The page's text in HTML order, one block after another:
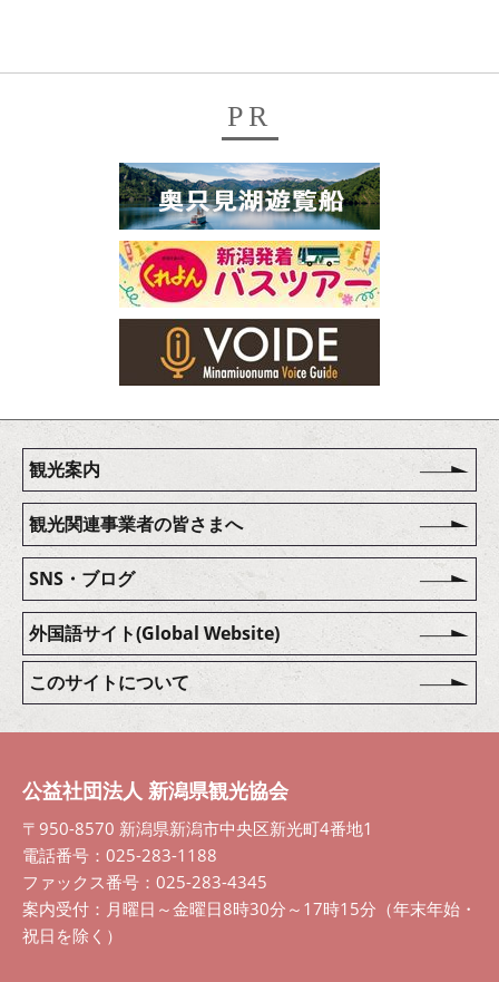
PR
観光案内
観光関連事業者の皆さまへ
SNS・ブログ
外国語サイト(Global Website)
このサイトについて
公益社団法人 新潟県観光協会
〒950-8570 新潟県新潟市中央区新光町4番地1
電話番号：025-283-1188
ファックス番号：025-283-4345
案内受付：月曜日～金曜日8時30分～17時15分（年末年始・
祝日を除く）